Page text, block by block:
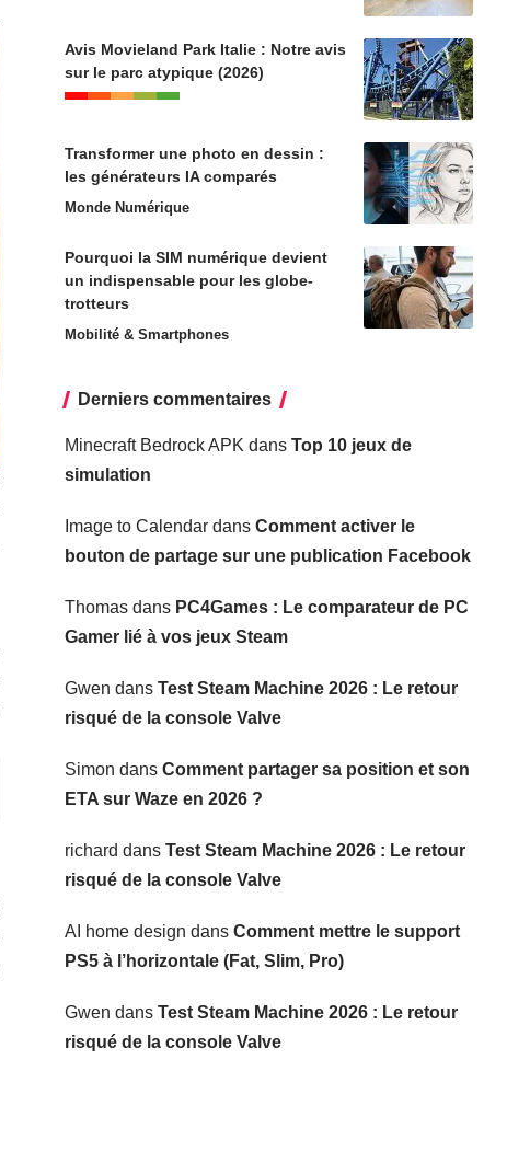
Avis Movieland Park Italie : Notre avis
sur le parc atypique (2026)
Transformer une photo en dessin :
les générateurs IA comparés
Monde Numérique
Pourquoi la SIM numérique devient
un indispensable pour les globe-
trotteurs
Mobilité & Smartphones
Derniers commentaires
Minecraft Bedrock APK dans Top 10 jeux de
simulation
Image to Calendardans Comment activer le
bouton de partage sur une publication Facebook
Thomasdans PC4Games : Le comparateur de PC
Gamer lié à vos jeux Steam
Gwen dans Test Steam Machine 2026 : Le retour
risqué de la console Valve
Simon dans Comment partager sa position et son
ETA sur Waze en 2026 ?
richard dans Test Steam Machine 2026 : Le retour
risqué de la console Valve
AI home design dans Comment mettre le support
PS5 à l’horizontale (Fat, Slim, Pro)
Gwen dans Test Steam Machine 2026 : Le retour
risqué de la console Valve